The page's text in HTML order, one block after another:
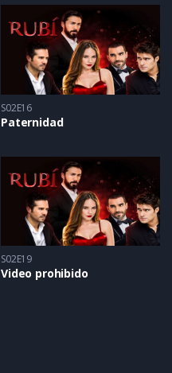
S02E16
Paternidad
S02E19
Video prohibido